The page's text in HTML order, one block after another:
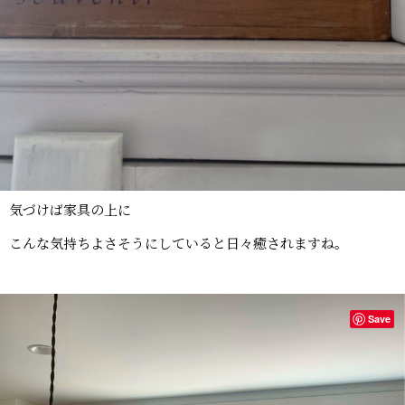
気づけば家具の上に
こんな気持ちよさそうにしていると日々癒されますね。
Save